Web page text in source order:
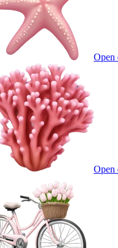
Open
Open